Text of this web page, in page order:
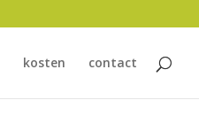
kosten contact